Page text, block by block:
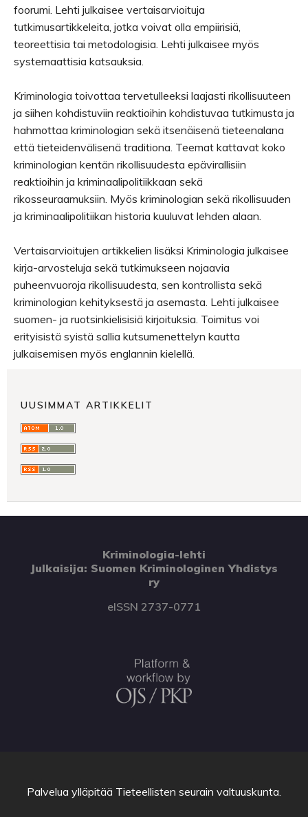
foorumi. Lehti julkaisee vertaisarvioituja
tutkimusartikkeleita, jotka voivat olla empiirisiä,
teoreettisia tai metodologisia. Lehti julkaisee myös
systemaattisia katsauksia.
Kriminologia toivottaa tervetulleeksi laajasti rikollisuuteen
ja siihen kohdistuviin reaktioihin kohdistuvaa tutkimusta ja
hahmottaa kriminologian sekä itsenäisenä tieteenalana
että tieteidenvälisenä traditiona. Teemat kattavat koko
kriminologian kentän rikollisuudesta epävirallisiin
reaktioihin ja kriminaalipolitiikkaan sekä
rikosseuraamuksiin. Myös kriminologian sekä rikollisuuden
ja kriminaalipolitiikan historia kuuluvat lehden alaan.
Vertaisarvioitujen artikkelien lisäksi Kriminologia julkaisee
kirja-arvosteluja sekä tutkimukseen nojaavia
puheenvuoroja rikollisuudesta, sen kontrollista sekä
kriminologian kehityksestä ja asemasta. Lehti julkaisee
suomen- ja ruotsinkielisisiä kirjoituksia. Toimitus voi
erityisistä syistä sallia kutsumenettelyn kautta
julkaisemisen myös englannin kielellä.
UUSIMMAT ARTIKKELIT
Kriminologia-lehti
Julkaisija: Suomen Kriminologinen Yhdistys
ry
eISSN 2737-0771
Palvelua ylläpitää Tieteellisten seurain valtuuskunta.